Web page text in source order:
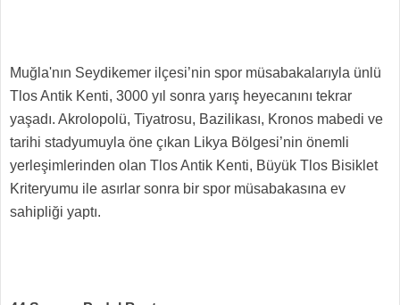
Muğla'nın Seydikemer ilçesi’nin spor müsabakalarıyla ünlü
Tlos Antik Kenti, 3000 yıl sonra yarış heyecanını tekrar
yaşadı. Akrolopolü, Tiyatrosu, Bazilikası, Kronos mabedi ve
tarihi stadyumuyla öne çıkan Likya Bölgesi’nin önemli
yerleşimlerinden olan Tlos Antik Kenti, Büyük Tlos Bisiklet
Kriteryumu ile asırlar sonra bir spor müsabakasına ev
sahipliği yaptı.